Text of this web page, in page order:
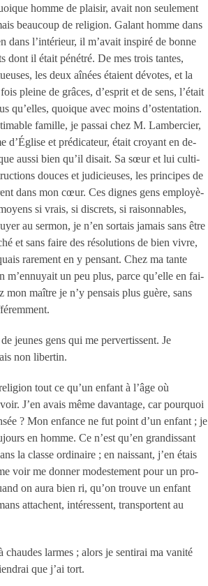
homme de plaisir, avait non seulement
beaucoup de religion. Galant homme dans
dans l’intérieur, il m’avait inspiré de bonne
dont il était pénétré. De mes trois tantes,
les deux aînées étaient dévotes, et la
pleine de grâces, d’esprit et de sens, l’était
qu’elles, quoique avec moins d’ostentation.
famille, je passai chez M. Lambercier,
d’Église et prédicateur, était croyant en de-
aussi bien qu’il disait. Sa sœur et lui culti-
douces et judicieuses, les principes de
dans mon cœur. Ces dignes gens employè-
si vrais, si discrets, si raisonnables,
au sermon, je n’en sortais jamais sans être
et sans faire des résolutions de bien vivre,
rarement en y pensant. Chez ma tante
m’ennuyait un peu plus, parce qu’elle en fai-
mon maître je n’y pensais plus guère, sans
jeunes gens qui me pervertissent. Je
non libertin.
tout ce qu’un enfant à l’âge où
J’en avais même davantage, car pourquoi
? Mon enfance ne fut point d’un enfant ; je
en homme. Ce n’est qu’en grandissant
la classe ordinaire ; en naissant, j’en étais
voir me donner modestement pour un pro-
on aura bien ri, qu’on trouve un enfant
attachent, intéressent, transportent au
chaudes larmes ; alors je sentirai ma vanité
que j’ai tort.